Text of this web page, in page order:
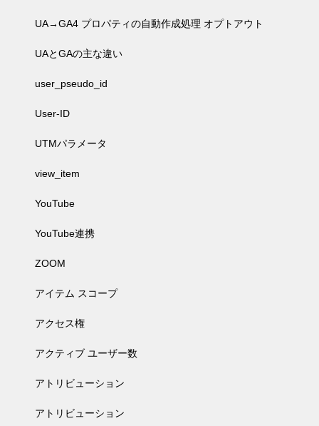
UA→GA4 プロパティの自動作成処理 オプトアウト
UAとGAの主な違い
user_pseudo_id
User-ID
UTMパラメータ
view_item
YouTube
YouTube連携
ZOOM
アイテム スコープ
アクセス権
アクティブ ユーザー数
アトリビューション
アトリビューション